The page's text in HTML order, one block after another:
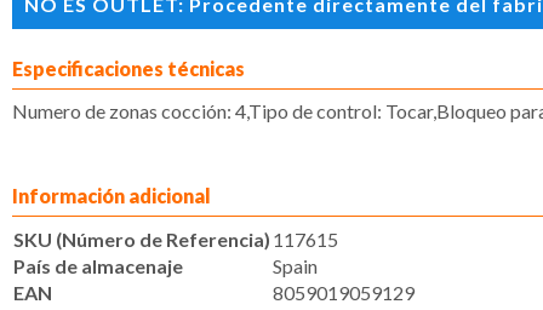
Especificaciones técnicas
Numero de zonas cocción: 4,Tipo de control: Tocar,Bloqueo
Información adicional
SKU (Número de Referencia) 117615
País de almacenaje
Spain
EAN
8059019059129